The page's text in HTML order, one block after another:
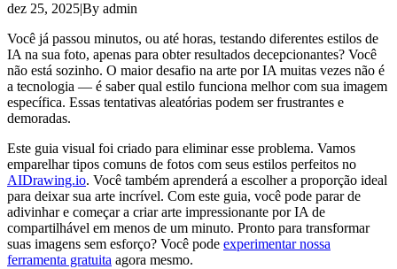
dez 25, 2025|By admin
Você já passou minutos, ou até horas, testando diferentes estilos de
IA na sua foto, apenas para obter resultados decepcionantes? Você
não está sozinho. O maior desafio na arte por IA muitas vezes não é
a tecnologia — é saber qual estilo funciona melhor com sua imagem
específica. Essas tentativas aleatórias podem ser frustrantes e
demoradas.
Este guia visual foi criado para eliminar esse problema. Vamos
emparelhar tipos comuns de fotos com seus estilos perfeitos no
AIDrawing.io. Você também aprenderá a escolher a proporção ideal
para deixar sua arte incrível. Com este guia, você pode parar de
adivinhar e começar a criar arte impressionante por IA de
compartilhável em menos de um minuto. Pronto para transformar
suas imagens sem esforço? Você pode experimentar nossa
ferramenta gratuita agora mesmo.